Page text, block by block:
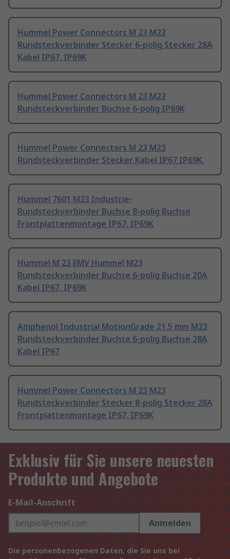
Hummel Power Connectors M 23 M23
Rundsteckverbinder Stecker 6-polig Stecker 28A
Kabel IP67, IP69K
Hummel Power Connectors M 23 M23
Rundsteckverbinder Buchse 6-polig IP69K
Hummel Power Connectors M 23 M23
Rundsteckverbinder Stecker Kabel IP67 IP69K,
Hummel 7601 M23 Industrie-
Rundsteckverbinder Buchse 8-polig Buchse
Frontplattenmontage IP67, IP69K
Hummel M 23 EMV Hummel M23
Rundsteckverbinder Buchse 6-polig Buchse 20A
Kabel IP67, IP69K
Amphenol Industrial MotionGrade 21.5 mm M23
Rundsteckverbinder Buchse 6-polig Buchse 28A
Kabel IP67
Hummel Power Connectors M 23 M23
Rundsteckverbinder Stecker 8-polig Stecker 28A
Frontplattenmontage IP67, IP69K
Exklusiv für Sie unsere neuesten
Produkte und Angebote
E-Mail-Anschrift
Anmelden
Die personenbezogenen Daten, die Sie uns bei